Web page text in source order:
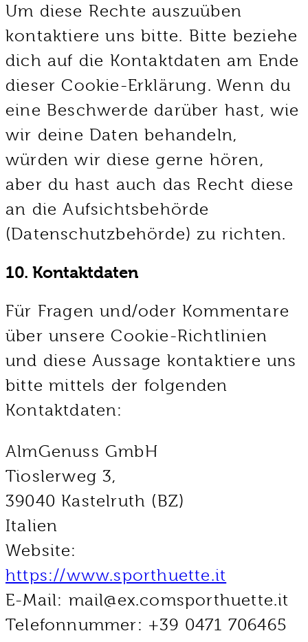
Um diese Rechte auszuüben
kontaktiere uns bitte. Bitte beziehe
dich auf die Kontaktdaten am Ende
dieser Cookie-Erklärung. Wenn du
eine Beschwerde darüber hast, wie
wir deine Daten behandeln,
würden wir diese gerne hören,
aber du hast auch das Recht diese
an die Aufsichtsbehörde
(Datenschutzbehörde) zu richten.
10. Kontaktdaten
Für Fragen und/oder Kommentare
über unsere Cookie-Richtlinien
und diese Aussage kontaktiere uns
bitte mittels der folgenden
Kontaktdaten:
AlmGenuss GmbH
Tioslerweg 3,
39040 Kastelruth (BZ)
Italien
Website:
https://www.sporthuette.it
E-Mail: mail@ex.comsporthuette.it
Telefonnummer: +39 0471 706465